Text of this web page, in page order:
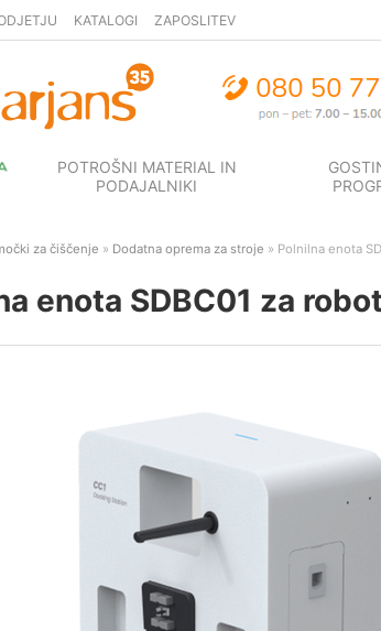
KATALOGI ZAPOSLITEV
POTROŠNI MATERIAL IN
PODAJALNIKI
za čiščenje » Dodatna oprema za stroje » Polnilna enota
enota SDBC01 za